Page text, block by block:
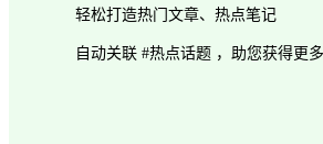
轻松打造热门文章、热点笔记
自动关联 #热点话题 ，助您获得更